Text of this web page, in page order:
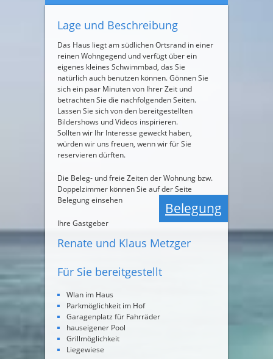
Lage und Beschreibung
Das Haus liegt am südlichen Ortsrand in einer
reinen Wohngegend und verfügt über ein
eigenes kleines Schwimmbad, das Sie
natürlich auch benutzen können. Gönnen Sie
sich ein paar Minuten von Ihrer Zeit und
betrachten Sie die nachfolgenden Seiten.
Lassen Sie sich von den bereitgestellten
Bildershows und Videos inspirieren.
Sollten wir Ihr Interesse geweckt haben,
würden wir uns freuen, wenn wir für Sie
reservieren dürften.
Die Beleg- und freie Zeiten der Wohnung bzw.
Doppelzimmer können Sie auf der Seite
Belegung
Belegung
einsehen
Ihre Gastgeber
Renate und Klaus Metzger
Für Sie bereitgestellt
Wlan im Haus
Parkmöglichkeit im Hof
Garagenplatz für Fahrräder
hauseigener Pool
Grillmöglichkeit
Liegewiese